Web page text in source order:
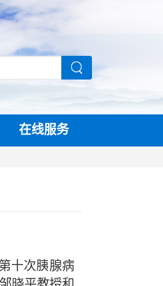
在线服务
十次胰腺病